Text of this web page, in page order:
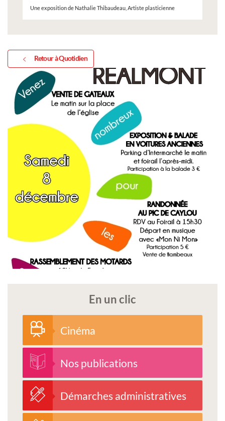
Une exposition de Nathalie Thibaudeau, Artiste plasticienne
Retour à Quotidien
En un clic
Cinéma
Nos publications
Démarches administratives